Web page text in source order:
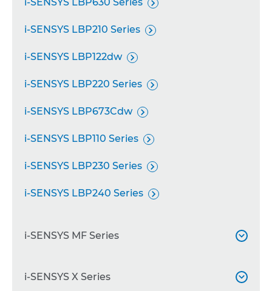

i-SENSYS LBP210 Series 
i-SENSYS LBP122dw 
i-SENSYS LBP220 Series 
i-SENSYS LBP673Cdw 
i-SENSYS LBP110 Series 
i-SENSYS LBP230 Series 
i-SENSYS LBP240 Series 
i-SENSYS MF Series 
i-SENSYS MF740 Series
i-SENSYS X Series 